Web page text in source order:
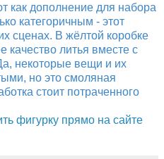
как дополнение для набора
категоричным - этот
сценах. В жёлтой коробке
литья вместе с
некоторые вещи и их
но это смоляная
стоит потраченного
фигурку прямо на сайте